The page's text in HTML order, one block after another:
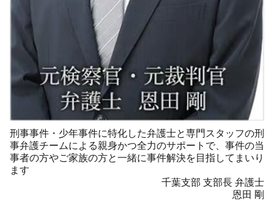
刑事事件・少年事件に特化した弁護士と専門スタッフの刑
事弁護チームによる親身かつ全力のサポートで、事件の当
事者の方やご家族の方と一緒に事件解決を目指してまいり
ます
千葉支部 支部長 弁護士
恩田 剛